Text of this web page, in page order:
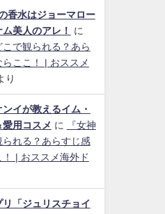
香水はジョーマロー
美人のアレ！
に
こで観られる？あら
ここ！ | おススメ
り
イが教えるイム・
用コスメ に
『女神
れる？あらすじ感
| おススメ海外ド
「ジュリスチョイ